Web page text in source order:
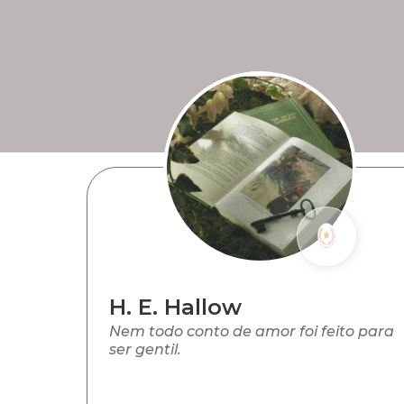
H. E. Hallow
Nem todo conto de amor foi feito para
ser gentil.